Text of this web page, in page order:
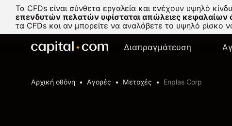
Τα CFDs είναι σύνθετα εργαλεία και ενέχουν υψηλό
επενδυτών πελατών υφίσταται απώλειες κεφαλαίων
τα CFDs και αν μπορείτε να αναλάβετε το υψηλό
Διαπραγμάτευση
Αρχική οθόνη Αγορές Μετοχές Enplas Corp